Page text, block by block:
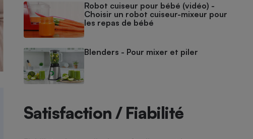
Robot cuiseur pour bébé (vidéo) -
Choisir un robot cuiseur-mixeur pour
les repas de bébé
Blenders - Pour mixer et piler
Satisfaction / Fiabilité